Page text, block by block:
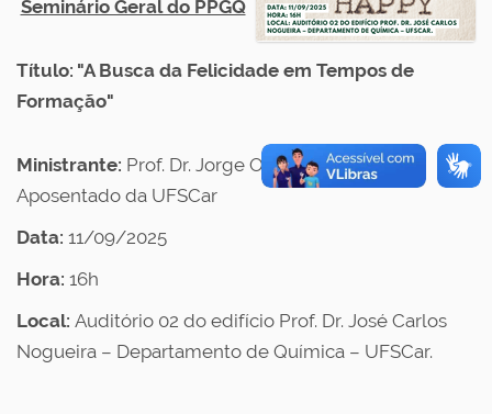
Seminário Geral do PPGQ
Título: "A Busca da Felicidade em Tempos de
Formação"
Ministrante: Prof. Dr. Jorge Oishi – Professor
Aposentado da UFSCar
Data: 11/09/2025
Hora: 16h
Local: Auditório 02 do edifício Prof. Dr. José Carlos
Nogueira – Departamento de Química – UFSCar.